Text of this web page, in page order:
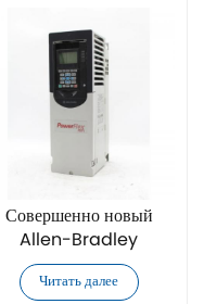
Совершенно новый
Allen-Bradley
20F11GC2P1JA0NNNNN
частотный
Читать далее